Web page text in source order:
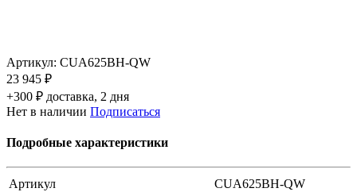
Артикул: CUA625BH-QW
23 945 ₽
+300 ₽ доставка, 2 дня
Нет в наличии Подписаться
Подробные характеристики
Артикул
CUA625BH-QW